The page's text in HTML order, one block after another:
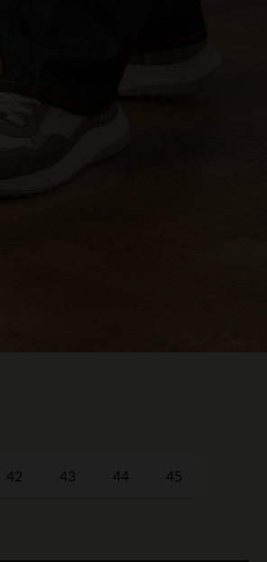
42 43 44 45